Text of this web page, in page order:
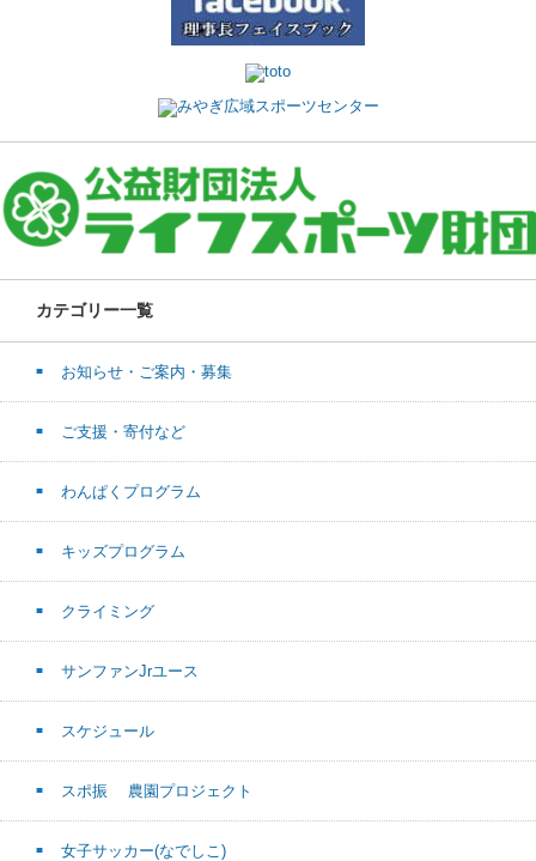
カテゴリー一覧
お知らせ・ご案内・募集
ご支援・寄付など
わんぱくプログラム
キッズプログラム
クライミング
サンファンJrユース
スケジュール
スポ振 農園プロジェクト
女子サッカー(なでしこ)